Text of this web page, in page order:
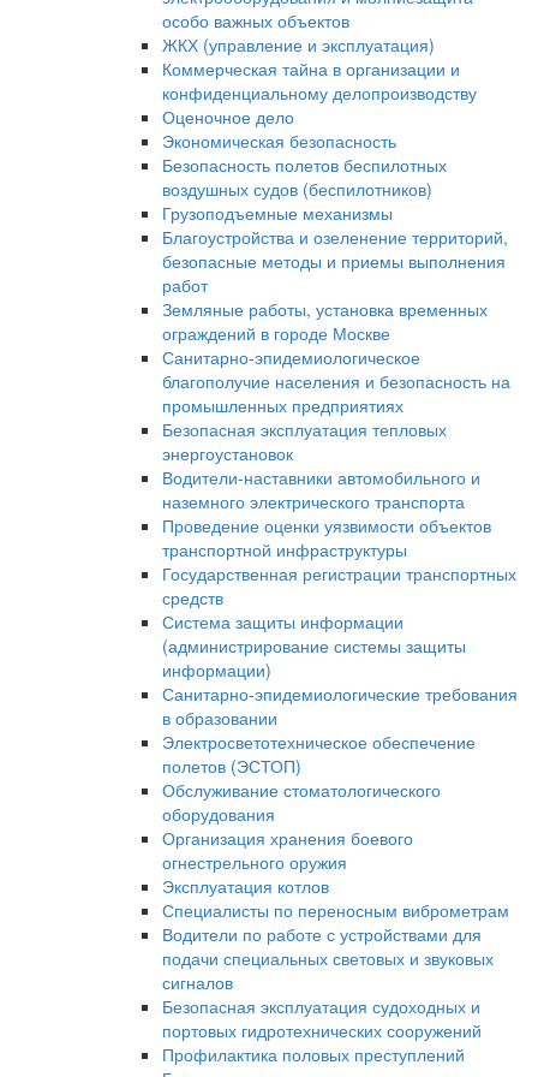
особо важных объектов
ЖКХ (управление и эксплуатация)
Коммерческая тайна в организации и
конфиденциальному делопроизводству
Оценочное дело
Экономическая безопасность
Безопасность полетов беспилотных
воздушных судов (беспилотников)
Грузоподъемные механизмы
Благоустройства и озеленение территорий,
безопасные методы и приемы выполнения
работ
Земляные работы, установка временных
ограждений в городе Москве
Санитарно-эпидемиологическое
благополучие населения и безопасность на
промышленных предприятиях
Безопасная эксплуатация тепловых
энергоустановок
Водители-наставники автомобильного и
наземного электрического транспорта
Проведение оценки уязвимости объектов
транспортной инфраструктуры
Государственная регистрации транспортных
средств
Система защиты информации
(администрирование системы защиты
информации)
Санитарно-эпидемиологические требования
в образовании
Электросветотехническое обеспечение
полетов (ЭСТОП)
Обслуживание стоматологического
оборудования
Организация хранения боевого
огнестрельного оружия
Эксплуатация котлов
Специалисты по переносным виброметрам
Водители по работе с устройствами для
подачи специальных световых и звуковых
сигналов
Безопасная эксплуатация судоходных и
портовых гидротехнических сооружений
Профилактика половых преступлений